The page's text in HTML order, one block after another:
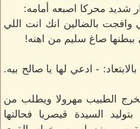
شديد محركا اصبعه أمامه:
وافجت بالضالين انك انت اللي
ببطنها صاغ سليم من اهنه!
- ادعي لها يا صالح بيه.
الطبيب مهرولا ويطلب من
السيدة قيصريا فحالتها